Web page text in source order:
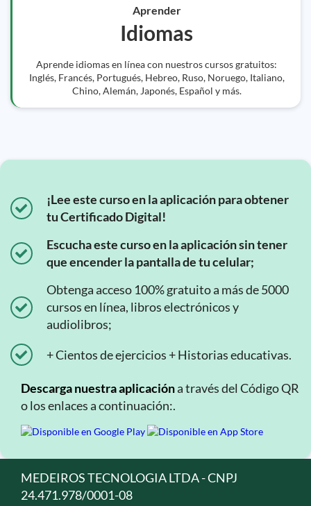
Aprender
Idiomas
Aprende idiomas en línea con nuestros cursos gratuitos:
Inglés, Francés, Portugués, Hebreo, Ruso, Noruego, Italiano,
Chino, Alemán, Japonés, Español y más.
¡Lee este curso en la aplicación para obtener
tu Certificado Digital!
Escucha este curso en la aplicación sin tener
que encender la pantalla de tu celular;
Obtenga acceso 100% gratuito a más de 5000
cursos en línea, libros electrónicos y
audiolibros;
+ Cientos de ejercicios + Historias educativas.
Descarga nuestra aplicacióna través del Código QR
o los enlaces a continuación:.
MEDEIROS TECNOLOGIA LTDA - CNPJ
24.471.978/0001-08